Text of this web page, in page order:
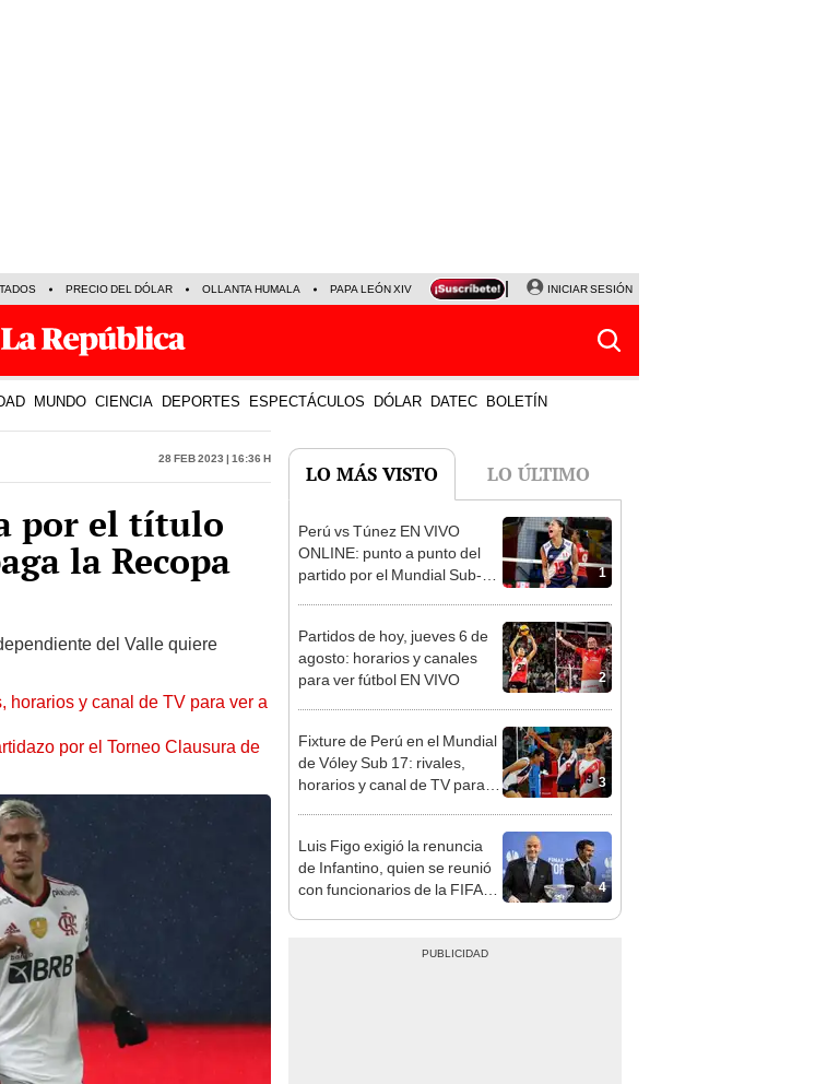
PRECIO DEL DÓLAR OLLANTA HUMALA PAPA LEÓN XIV NALDY SALDAÑA LA BELLA LUZ
INICIAR SESIÓN
MUNDO CIENCIA DEPORTES ESPECTÁCULOS DÓLAR DATEC BOLETÍN
28 Feb 2023 | 16:36 h
por el título
la Recopa
del Valle quiere
horarios y canal de TV para ver a
por el Torneo Clausura de
LO MÁS VISTO LO ÚLTIMO
1
Perú vs Túnez EN VIVO
ONLINE: punto a punto del
partido por el Mundial Sub-17
2
Partidos de hoy, jueves 6 de
agosto: horarios y canales
para ver fútbol EN VIVO
3
Fixture de Perú en el Mundial
de Vóley Sub 17: rivales,
horarios y canal de TV para
4
Luis Figo exigió la renuncia
de Infantino, quien se reunió
con funcionarios de la FIFA